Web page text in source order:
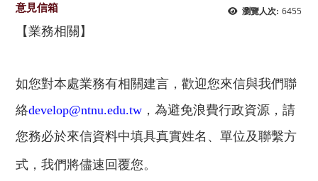
瀏覽人次: 6455
意見信箱
【業務相關】
如您對本處業務有相關建言，歡迎您來信與我們聯
絡develop@ntnu.edu.tw ，為避免浪費行政資源，請
您務必於來信資料中填具真實姓名、單位及聯繫方
式，我們將儘速回覆您。